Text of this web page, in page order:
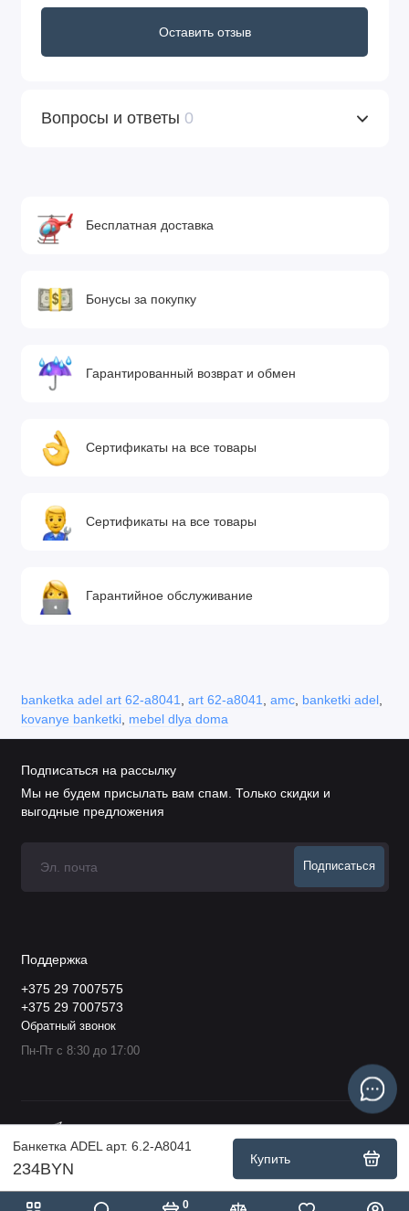
0
Банкетка ADEL арт. 6.2-А8041
234BYN
Купить
Оставить отзыв
Вопросы и ответы 0
Бесплатная доставка
Бонусы за покупку
Гарантированный возврат и обмен
Сертификаты на все товары
Сертификаты на все товары
Гарантийное обслуживание
banketka adel art 62-a8041, art 62-a8041, amc, banketki adel,
kovanye banketki, mebel dlya doma
Подписаться на рассылку
Мы не будем присылать вам спам. Только скидки и
выгодные предложения
Подписаться
Поддержка
+375 29 7007575
+375 29 7007573
Обратный звонок
Пн-Пт с 8:30 до 17:00